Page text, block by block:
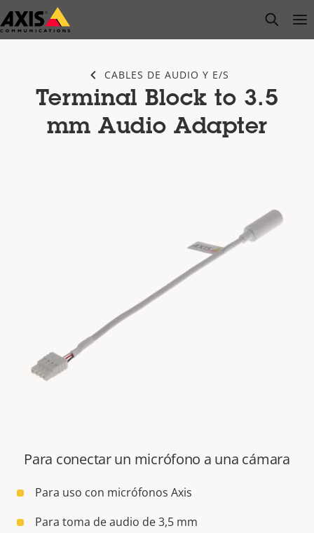
Saltar
al
open
CABLES DE AUDIO Y E/S
Terminal Block to 3.5
mm Audio Adapter
Para conectar un micrófono a una cámara
Para uso con micrófonos Axis
Para toma de audio de 3,5 mm